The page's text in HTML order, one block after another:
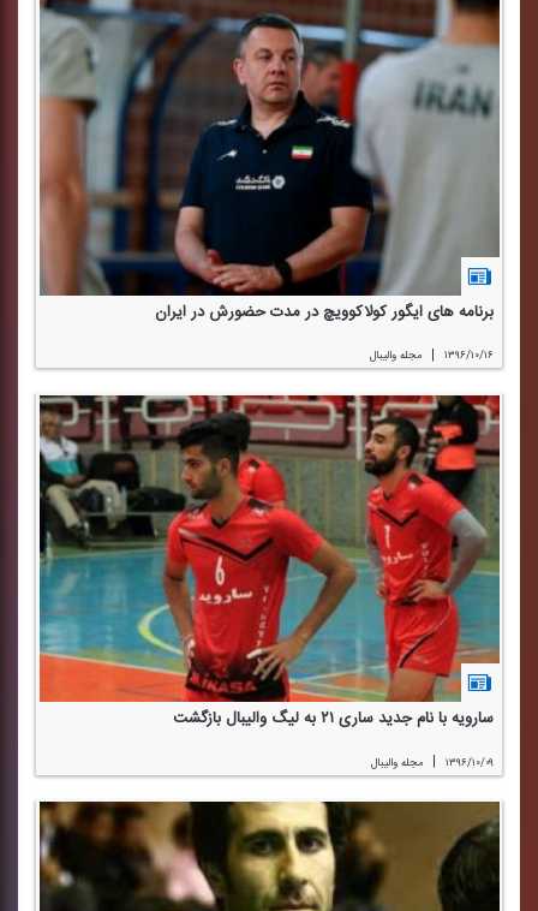
برنامه های ایگور كولاكوویچ در مدت حضورش در ایران
۱۳۹۶/۱۰/۱۶ | مجله والیبال
سارویه با نام جدید ساری ۲۱ به لیگ والیبال بازگشت
۱۳۹۶/۱۰/۰۹ | مجله والیبال